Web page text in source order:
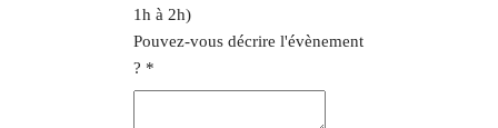
1h à 2h)
Pouvez-vous décrire l'évènement
? *